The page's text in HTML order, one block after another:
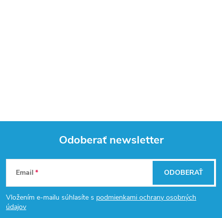
Z
á
p
Odoberať newsletter
Email
Vložením e-mailu súhlasíte s podmienkami ochrany osobných
údajov
ODOBERAŤ